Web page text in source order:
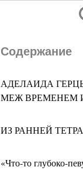
Содержание
АДЕЛАИДА
МЕЖ ВРЕМЕНЕМ
ИЗ РАННЕЙ
«Что-то глубоко-